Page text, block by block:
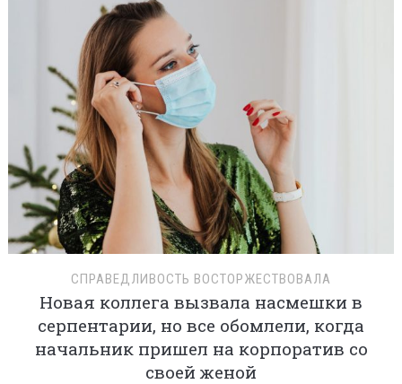
СПРАВЕДЛИВОСТЬ ВОСТОРЖЕСТВОВАЛА
Новая коллега вызвала насмешки в
серпентарии, но все обомлели, когда
начальник пришел на корпоратив со
своей женой